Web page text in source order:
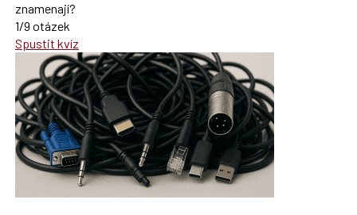
znamenají?
1/9 otázek
Spustit kvíz